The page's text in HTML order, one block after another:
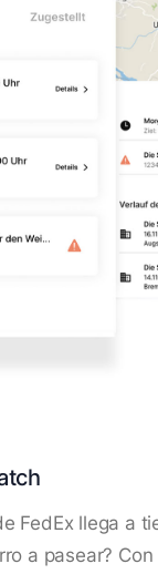
FedEx llega a
a pasear?